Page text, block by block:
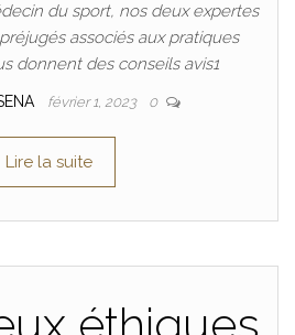
du sport, nos deux expertes
associés aux pratiques
donnent des conseils avis1
février 1, 2023 0
Lire la suite